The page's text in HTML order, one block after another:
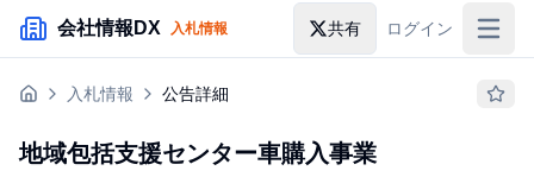
メインコンテンツにスキップ
会社情報DX 入札情報 共有 ログイン
入札情報入札情報 公告詳細
地域包括支援センター車購入事業